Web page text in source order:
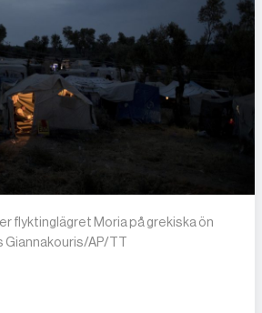
flyktinglägret Moria på grekiska ön
Giannakouris/AP/TT